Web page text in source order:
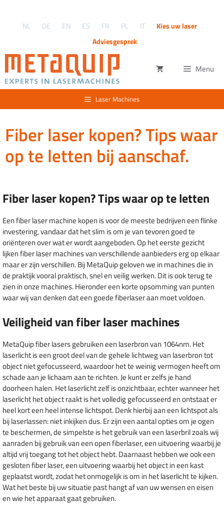
NL DE EN ES FR PL IT
Kies uw laser
Adviesgesprek
Menu
Laser Machines
Fiber laser kopen? Tips waar
op te letten bij aanschaf.
Fiber laser kopen? Tips waar op te letten
Een fiber laser machine kopen is voor de meeste bedrijven een flinke
investering, vandaar dat het slim is om je van tevoren goed te
oriënteren over wat er wordt aangeboden. Op het eerste gezicht
lijken fiber laser machines van verschillende aanbieders erg op elkaar
maar er zijn verschillen. Bij MetaQuip geloven we in machines die in
de praktijk vooral praktisch, snel en veilig werken. Dit is ook terug te
zien in onze machines. Hieronder een korte opsomming van punten
waar wij van denken dat een goede fiberlaser aan moet voldoen.
Veiligheid van fiber laser machines
MetaQuip fiber lasers gebruiken een laserbron van 1064nm. Het
laserlicht is een groot deel van de gehele lichtweg van laserbron tot
object niet gefocusseerd, waardoor het te weinig vermogen heeft om
schade aan je lichaam aan te richten. Je kunt er zelfs je hand
doorheen halen. Het laserlicht zelf is onzichtbaar, echter wanneer het
laserlicht het object raakt is het volledig gefocusseerd en ontstaat er
heel kort een heel intense lichtspot. Denk hierbij aan een lichtspot als
bij laserlassen: niet inkijken dus. Er zijn een aantal opties om je ogen
te beschermen, de simpelste is het gebruik van een laserbril zoals wij
aanraden bij gebruik van een open fiberlaser, een uitvoering waarbij je
altijd vrij toegang tot het object hebt. Daarnaast hebben we ook een
gesloten fiber laser, een uitvoering waarbij het object in een kast
geplaatst wordt, zodat het onmogelijk is om in het laserlicht te kijken.
Wat het beste bij uw situatie past hangt af van uw wensen en eisen
en wie het apparaat gaat gebruiken.